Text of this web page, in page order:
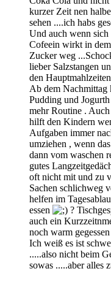
kurzer Zeit nen
sehen ....ich habs
Und auch wenn
Cofeein wirkt in
Zucker weg
lieber Salzstangen
den
Ab dem
Pudding und
mehr Routine .
hilft den Kindern
Aufgaben immer
umziehen , wenn
dann vom waschen
gutes
oft nicht mit und zu
Sachen schlichweg
helfen im
essen
?
auch ein
noch warm
Ich weiß es ist
.....also nicht beim
sowas .....aber alles